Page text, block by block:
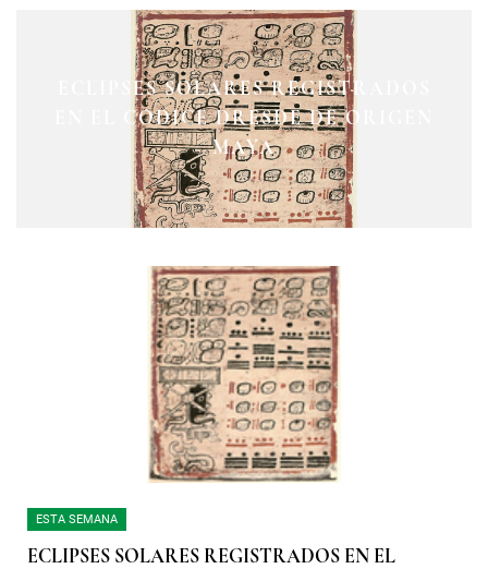
ECLIPSES SOLARES REGISTRADOS
EN EL CÓDICE DRESDE DE ORIGEN
MAYA
ESTA SEMANA
ECLIPSES SOLARES REGISTRADOS EN EL